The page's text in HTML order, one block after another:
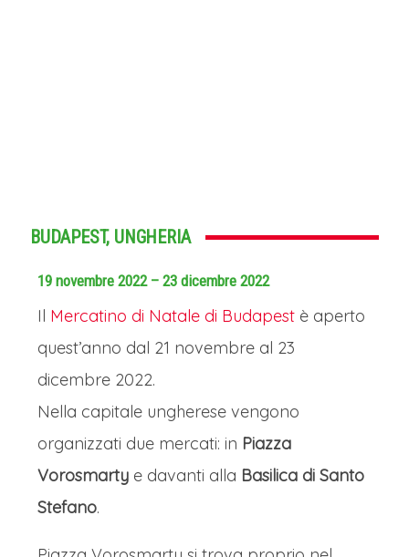
BUDAPEST, UNGHERIA
19 novembre 2022 – 23 dicembre 2022
Il Mercatino di Natale di Budapest è aperto
quest’anno dal 21 novembre al 23
dicembre 2022.
Nella capitale ungherese vengono
organizzati due mercati: in Piazza
Vorosmarty e davanti alla Basilica di Santo
Stefano.